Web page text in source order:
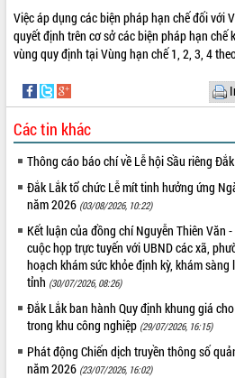
Việc áp dụng các biện pháp hạn chế đối với
quyết định trên cơ sở các biện pháp hạn
vùng quy định tại Vùng hạn chế 1, 2, 3, 4
Các tin khác
Thông cáo báo chí về Lễ hội Sầu riêng
Đắk Lắk tổ chức Lễ mít tinh hưởng ứng
năm 2026 (03/08/2026, 10:22)
Kết luận của đồng chí Nguyễn Thiên Văn
cuộc họp trực tuyến với UBND các xã,
hoạch khám sức khỏe định kỳ, khám
tỉnh (30/07/2026, 08:26)
Đắk Lắk ban hành Quy định khung giá
trong khu công nghiệp (29/07/2026, 16:15)
Phát động Chiến dịch truyền thông số
năm 2026 (23/07/2026, 16:02)